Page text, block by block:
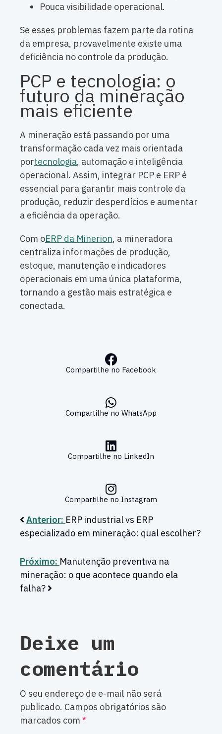
Pouca visibilidade operacional.
Se esses problemas fazem parte da rotina
da empresa, provavelmente existe uma
deficiência no controle da produção.
PCP e tecnologia: o
futuro da mineração
mais eficiente
A mineração está passando por uma
transformação cada vez mais orientada
portecnologia, automação e inteligência
operacional. Assim, integrar PCP e ERP é
essencial para garantir mais controle da
produção, reduzir desperdícios e aumentar
a eficiência da operação.
Com oERP da Minerion, a mineradora
centraliza informações de produção,
estoque, manutenção e indicadores
operacionais em uma única plataforma,
tornando a gestão mais estratégica e
conectada.
Compartilhe no Facebook
Compartilhe no WhatsApp
Compartilhe no LinkedIn
Compartilhe no Instagram
Anterior: ERP industrial vs ERP
especializado em mineração: qual escolher?
Próximo: Manutenção preventiva na
mineração: o que acontece quando ela
falha?
Deixe um
comentário
O seu endereço de e-mail não será
publicado. Campos obrigatórios são
marcados com *